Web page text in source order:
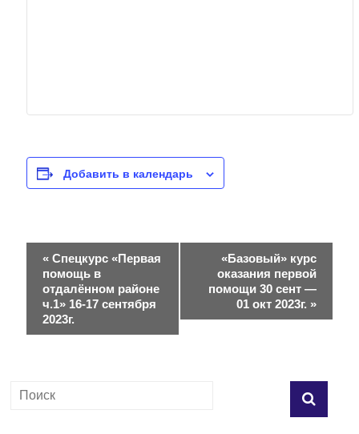
Добавить в календарь
Н
г
« Спецкурс «Первая
помощь в
отдалённом районе
ч.1» 16-17 сентября
2023г.
«Базовый» курс
оказания первой
помощи 30 сент —
01 окт 2023г. »